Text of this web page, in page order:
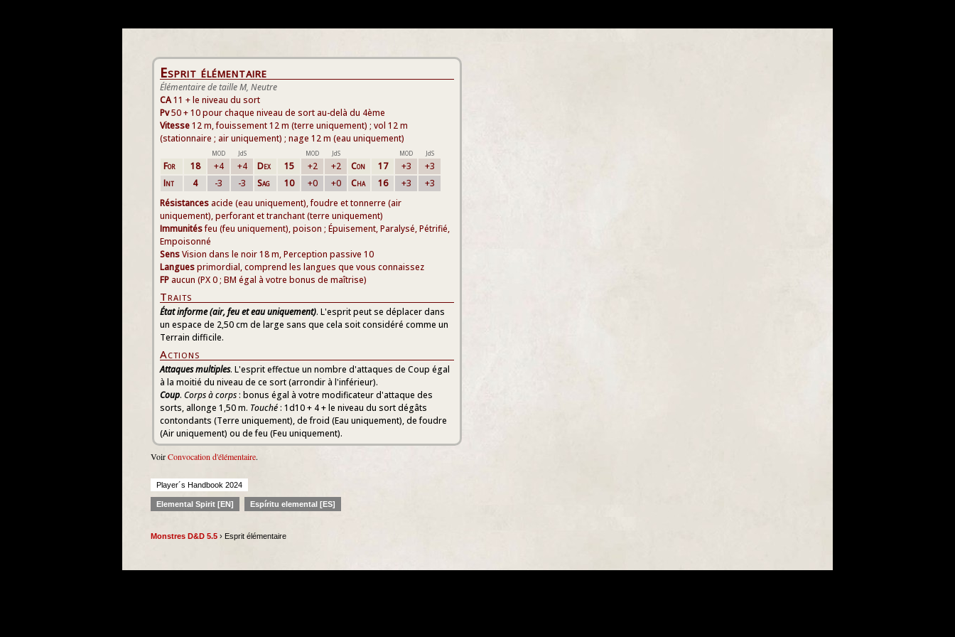
Esprit élémentaire
Élémentaire de taille M, Neutre
CA11 + le niveau du sort
Pv50 + 10 pour chaque niveau de sort au-delà du 4ème
Vitesse12 m, fouissement 12 m (terre uniquement) ; vol 12 m
(stationnaire ; air uniquement) ; nage 12 m (eau uniquement)
MOD JdS MOD JdS MOD JdS
For 18 +4 +4 Dex 15 +2 +2 Con 17 +3
+3
Int
4 -3 -3 Sag 10 +0 +0 Cha 16 +3
+3
Résistances acide (eau uniquement), foudre et tonnerre (air
uniquement), perforant et tranchant (terre uniquement)
Immunitésfeu (feu uniquement), poison ; Épuisement, Paralysé, Pétrifié,
Empoisonné
SensVision dans le noir 18 m, Perception passive 10
Languesprimordial, comprend les langues que vous connaissez
FP aucun (PX 0 ; BM égal à votre bonus de maîtrise)
Traits
État informe (air, feu et eau uniquement). L'esprit peut se déplacer dans
un espace de 2,50 cm de large sans que cela soit considéré comme un
Terrain difficile.
Actions
Attaques multiples. L'esprit effectue un nombre d'attaques de Coup égal
à la moitié du niveau de ce sort (arrondir à l'inférieur).
Coup. Corps à corps: bonus égal à votre modificateur d'attaque des
sorts, allonge 1,50 m. Touché: 1d10 + 4 + le niveau du sort dégâts
contondants (Terre uniquement), de froid (Eau uniquement), de foudre
(Air uniquement) ou de feu (Feu uniquement).
VoirConvocation d'élémentaire.
Player´s Handbook 2024
Elemental Spirit [EN] Espíritu elemental [ES]
Monstres D&D 5.5 › Esprit élémentaire